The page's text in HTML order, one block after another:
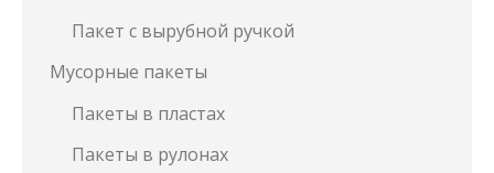
Пакет с вырубной ручкой
Мусорные пакеты
Пакеты в пластах
Пакеты в рулонах